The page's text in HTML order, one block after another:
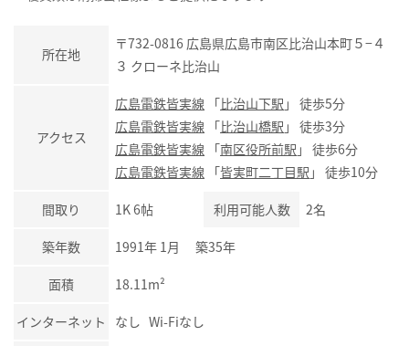
所在地
〒732-0816 広島県広島市南区比治山本町５−４
３ クローネ比治山
アクセス
広島電鉄皆実線 「比治山下駅 」 徒歩5分
広島電鉄皆実線 「比治山橋駅 」 徒歩3分
広島電鉄皆実線 「南区役所前駅 」 徒歩6分
広島電鉄皆実線 「皆実町二丁目駅 」 徒歩10分
間取り 1K 6帖 利用可能人数 2名
築年数 1991年 1月 築35年
面積 18.11m²
インターネット なし Wi-Fiなし